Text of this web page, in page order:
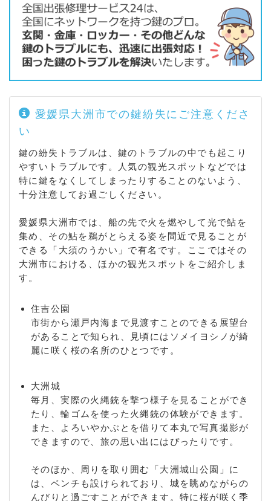
愛媛県大洲市での鍵紛失にご注意くださ
い
鍵の紛失トラブルは、鍵のトラブルの中でも起こり
やすいトラブルです。人気の観光スポットなどでは
特に鍵をなくしてしまったりすることのないよう、
十分注意してお過ごしください。
愛媛県大洲市では、船の先で火を燃やして光で鮎を
集め、その鮎を鵜がとらえる姿を間近で見ることが
できる「大須のうかい」で有名です。ここではその
大洲市における、ほかの観光スポットをご紹介しま
す。
住吉公園
市街から瀬戸内海まで見渡すことのできる展望台
があることで知られ、見頃にはソメイヨシノが綺
麗に咲く桜の名所のひとつです。
大洲城
毎月、実際の火縄銃を撃つ様子を見ることができ
たり、輪ゴムを使った火縄銃の体験ができます。
また、よろいやかぶとを借りて本丸で写真撮影が
できますので、旅の思い出にはぴったりです。
そのほか、周りを取り囲む「大洲城山公園」に
は、ベンチも設けられており、城を眺めながらの
んびりと過ごすことができます。特に桜が咲く季